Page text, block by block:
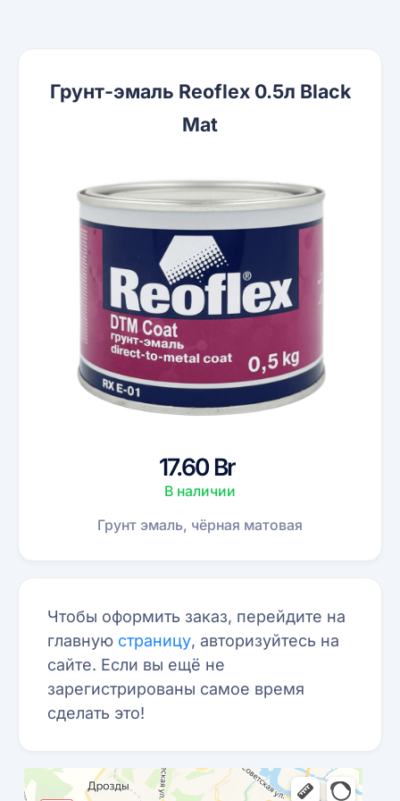
Грунт-эмаль Reoflex 0.5л Black
Mat
17.60 Br
В наличии
Грунт эмаль, чёрная матовая
Чтобы оформить заказ, перейдите на
главную страницу, авторизуйтесь на
сайте. Если вы ещё не
зарегистрированы самое время
сделать это!